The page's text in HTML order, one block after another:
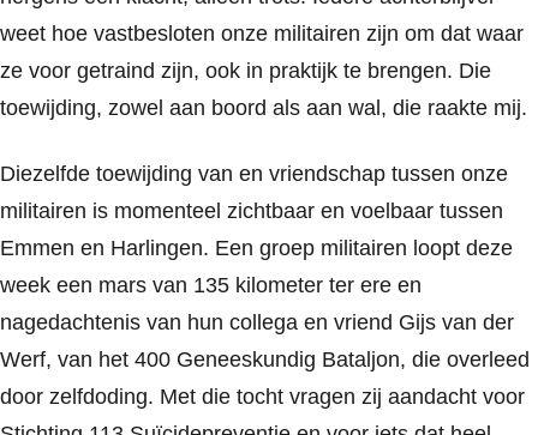
weet hoe vastbesloten onze militairen zijn om dat waar
ze voor getraind zijn, ook in praktijk te brengen. Die
toewijding, zowel aan boord als aan wal, die raakte mij.
Diezelfde toewijding van en vriendschap tussen onze
militairen is momenteel zichtbaar en voelbaar tussen
Emmen en Harlingen. Een groep militairen loopt deze
week een mars van 135 kilometer ter ere en
nagedachtenis van hun collega en vriend Gijs van der
Werf, van het 400 Geneeskundig Bataljon, die overleed
door zelfdoding. Met die tocht vragen zij aandacht voor